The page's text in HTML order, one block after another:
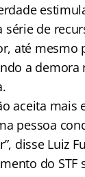
série de
até mesmo
a demora
aceita mais
pessoa
disse Luiz
do STF